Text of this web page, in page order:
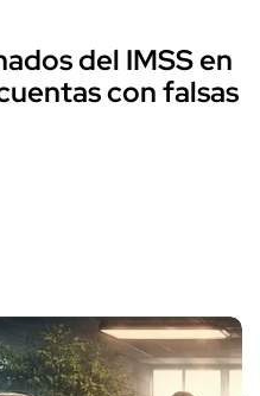
del IMSS en
con falsas